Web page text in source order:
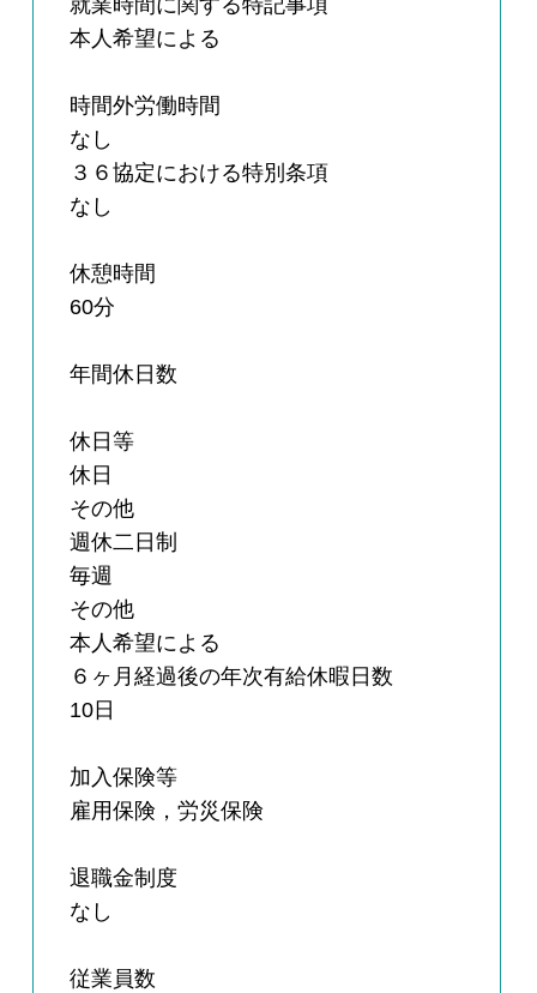
就業時間に関する特記事項
本人希望による
時間外労働時間
なし
３６協定における特別条項
なし
休憩時間
60分
年間休日数
休日等
休日
その他
週休二日制
毎週
その他
本人希望による
６ヶ月経過後の年次有給休暇日数
10日
加入保険等
雇用保険，労災保険
退職金制度
なし
従業員数